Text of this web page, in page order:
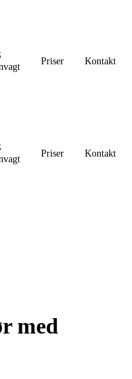
Priser Kontakt
Priser Kontakt
med